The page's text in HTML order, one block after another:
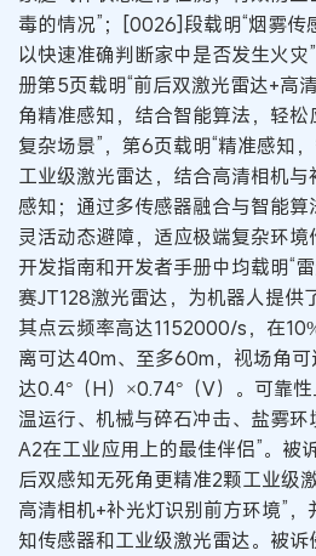
毒的情况”；[0026]段载明“烟雾传
以快速准确判断家中是否发生火灾
册第5页载明“前后双激光雷达+高
角精准感知，结合智能算法，轻
复杂场景”，第6页载明“精准感知
工业级激光雷达，结合高清相机
感知；通过多传感器融合与智能算
灵活动态避障，适应极端复杂环境
开发指南和开发者手册中均载明“
赛JT128激光雷达，为机器人提供
其点云频率高达1152000/s，在
离可达40m、至多60m，视场角
达0.4°（H）×0.74°（V）。可靠
温运行、机械与碎石冲击、盐雾
A2在工业应用上的最佳伴侣”。被
后双感知无死角更精准2颗工业级
高清相机+补光灯识别前方环境”
知传感器和工业级激光雷达。被